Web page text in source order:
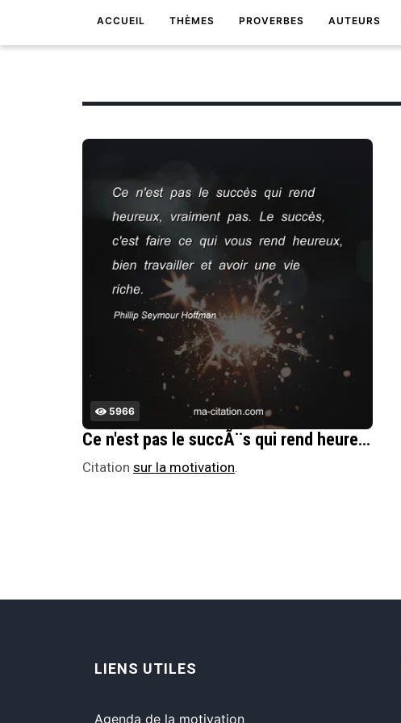
ACCUEIL THÈMES PROVERBES AUTEURS
5966
Ce n'est pas le succÃ¨s qui rend heureux, vraiment pas. Le succÃ¨s, c'est faire ce qui vous rend heureux, bien travailler et avoir une vie riche.
Citation sur la motivation.
LIENS UTILES
Agenda de la motivation